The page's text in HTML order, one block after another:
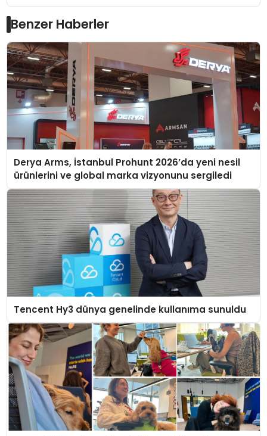
Benzer Haberler
Derya Arms, İstanbul Prohunt 2026’da yeni nesil
ürünlerini ve global marka vizyonunu sergiledi
Tencent Hy3 dünya genelinde kullanıma sunuldu